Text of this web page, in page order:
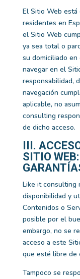
El Sitio Web está
residentes en
el Sitio Web
ya sea total o
su domiciliado
navegar en el
responsabilidad,
navegación
aplicable, no
consulting
de dicho acceso.
III.
SITIO
Like it consulting
disponibilidad y
Contenidos o
posible por el
embargo, no se
acceso a este
que esté libre de
Tampoco se